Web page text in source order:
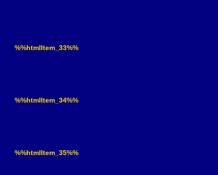
%%htmlItem_33%%
%%htmlItem_34%%
%%htmlItem_35%%